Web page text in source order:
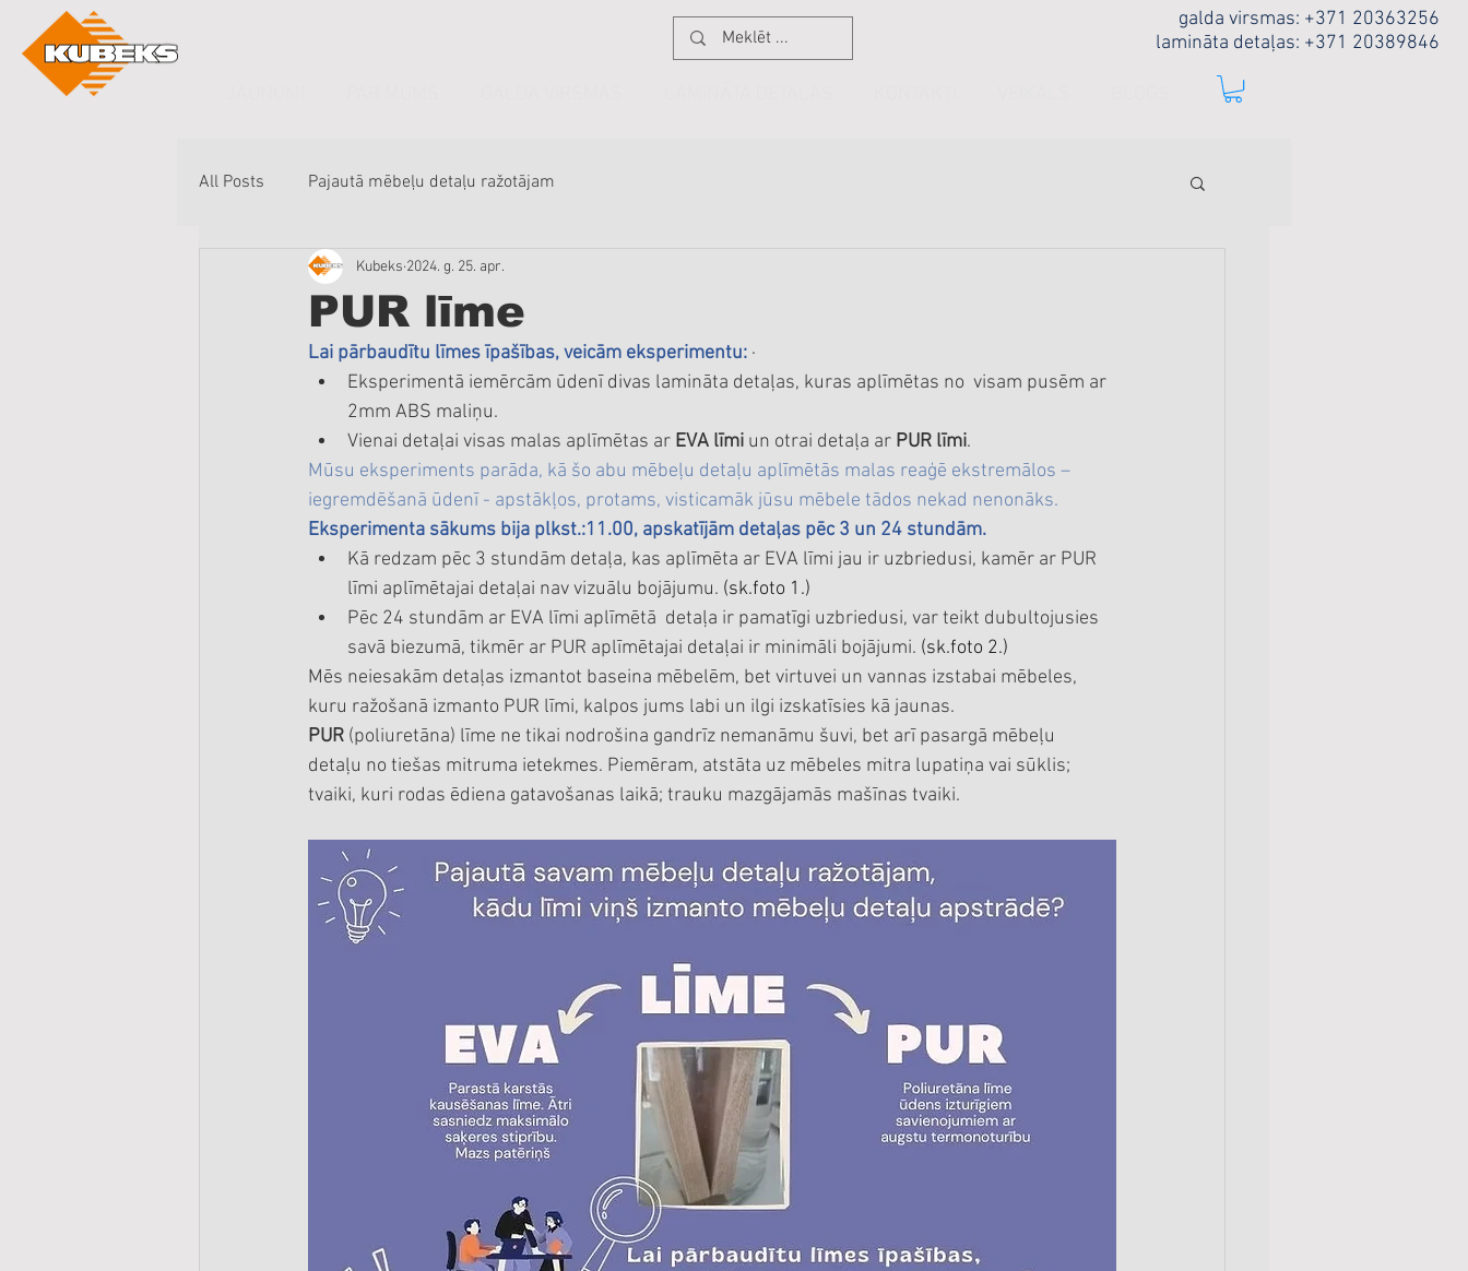
galda virsmas: +371 20363256
lamināta detaļas: +371 20389846
All Posts Pajautā mēbeļu detaļu ražotājam
PUR līme
Kubeks 2024. g. 25. apr.
Lai pārbaudītu līmes īpašības, veicām eksperimentu: ·
Eksperimentā iemērcām ūdenī divas lamināta detaļas, kuras aplīmētas no  visam pusēm ar
2mm ABS maliņu.
Vienai detaļai visas malas aplīmētas ar EVA līmi un otrai detaļa ar PUR līmi.
Mūsu eksperiments parāda, kā šo abu mēbeļu detaļu aplīmētās malas reaģē ekstremālos –
iegremdēšanā ūdenī - apstākļos, protams, visticamāk jūsu mēbele tādos nekad nenonāks.
Eksperimenta sākums bija plkst.:11.00, apskatījām detaļas pēc 3 un 24 stundām.
Kā redzam pēc 3 stundām detaļa, kas aplīmēta ar EVA līmi jau ir uzbriedusi, kamēr ar PUR
līmi aplīmētajai detaļai nav vizuālu bojājumu. (sk.foto 1.)
Pēc 24 stundām ar EVA līmi aplīmētā  detaļa ir pamatīgi uzbriedusi, var teikt dubultojusies
savā biezumā, tikmēr ar PUR aplīmētajai detaļai ir minimāli bojājumi. (sk.foto 2.)
Mēs neiesakām detaļas izmantot baseina mēbelēm, bet virtuvei un vannas izstabai mēbeles,
kuru ražošanā izmanto PUR līmi, kalpos jums labi un ilgi izskatīsies kā jaunas.
PUR (poliuretāna) līme ne tikai nodrošina gandrīz nemanāmu šuvi, bet arī pasargā mēbeļu
detaļu no tiešas mitruma ietekmes. Piemēram, atstāta uz mēbeles mitra lupatiņa vai sūklis;
tvaiki, kuri rodas ēdiena gatavošanas laikā; trauku mazgājamās mašīnas tvaiki.